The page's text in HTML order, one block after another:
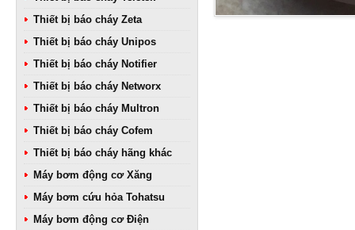
Thiết bị báo cháy Zeta
Thiết bị báo cháy Unipos
Thiết bị báo cháy Notifier
Thiết bị báo cháy Networx
Thiết bị báo cháy Multron
Thiết bị báo cháy Cofem
Thiết bị báo cháy hãng khác
Máy bơm động cơ Xăng
Máy bơm cứu hỏa Tohatsu
Máy bơm động cơ Điện